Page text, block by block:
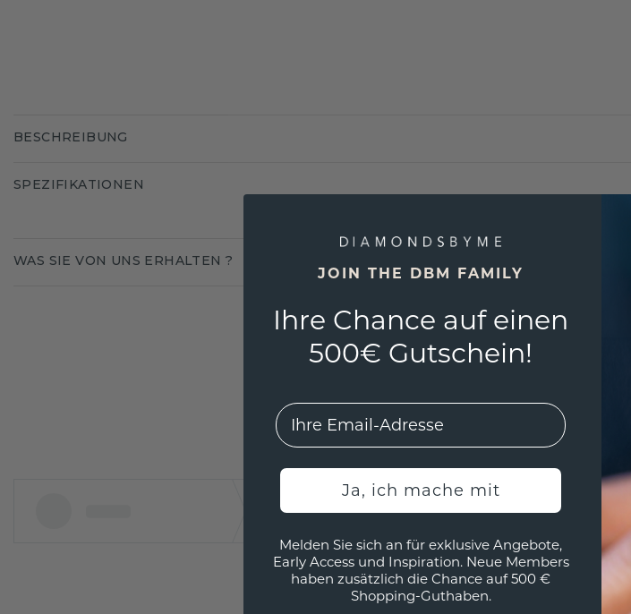
BESCHREIBUNG
SPEZIFIKATIONEN
WAS SIE VON UNS ERHALTEN ?
JOIN THE DBM FAMILY
Ihre Chance auf einen
500€ Gutschein!
EMail
Ja, ich mache mit
Melden Sie sich an für exklusive Angebote,
Early Access und Inspiration. Neue Members
haben zusätzlich die Chance auf 500 €
Shopping-Guthaben.